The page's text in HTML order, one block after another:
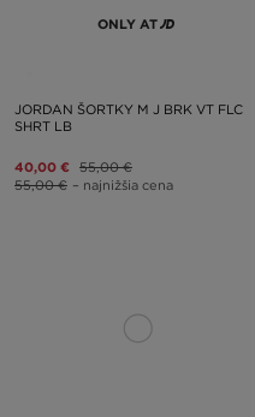
ONLY AT
JORDAN ŠORTKY M J BRK VT FLC
SHRT LB
40,00 € 55,00 €
55,00 € – najnižšia cena